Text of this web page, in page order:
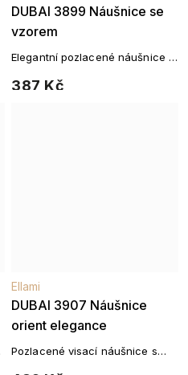
DUBAI 3899 Náušnice se
vzorem
387 Kč
Elegantní pozlacené náušnice s
DUBAI 3907 Náušnice
orient elegance
Ellami
Pozlacené visací náušnice s